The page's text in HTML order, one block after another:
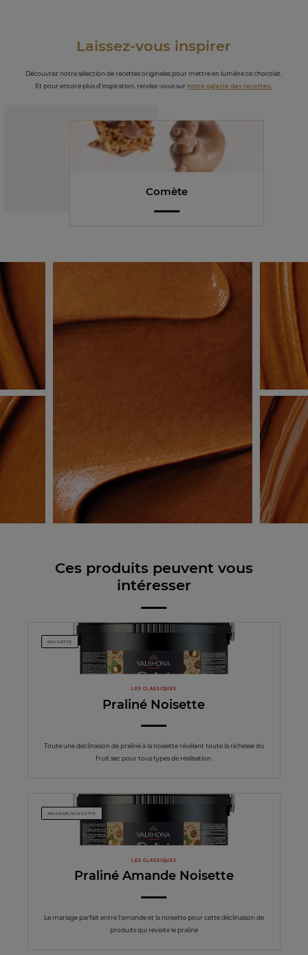
Laissez-vous inspirer
Découvrez notre sélection de recettes originales pour mettre en lumière ce chocolat.
Et pour encore plus d’inspiration, rendez-vous surnotre galerie des recettes
Comète
Ces produits peuvent vous
intéresser
NOISETTE
LES CLASSIQUES
Praliné Noisette
Toute une déclinaison de praliné à la noisette révélant toute la richesse du
fruit sec pour tous types de réalisation.
AMANDE/NOISETTE
LES CLASSIQUES
Praliné Amande Noisette
Le mariage parfait entre l'amande et la noisette pour cette déclinaison de
produits qui revisite le praliné